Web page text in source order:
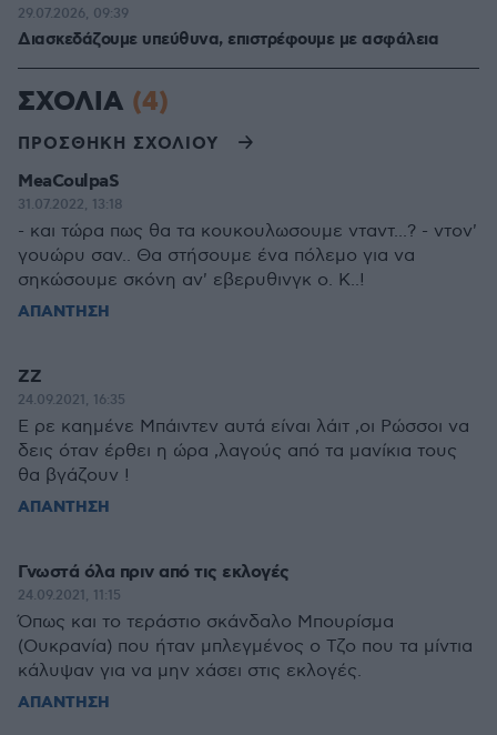
Διασκεδάζουμε υπεύθυνα, επιστρέφουμε με ασφάλεια
29.07.2026, 09:39
ΣΧΟΛΙΑ (4)
ΠΡΟΣΘΗΚΗ ΣΧΟΛΙΟΥ
MeaCoulpaS
31.07.2022, 13:18
- και τώρα πως θα τα κουκουλωσουμε νταντ...? - ντον'
γουώρυ σαν.. Θα στήσουμε ένα πόλεμο για να
σηκώσουμε σκόνη αν' εβερυθινγκ ο. Κ..!
ΑΠΑΝΤΗΣΗ
ZZ
24.09.2021, 16:35
Ε ρε καημένε Μπάιντεν αυτά είναι λάιτ ,οι Ρώσσοι να
δεις όταν έρθει η ώρα ,λαγούς από τα μανίκια τους
θα βγάζουν !
ΑΠΑΝΤΗΣΗ
Γνωστά όλα πριν από τις εκλογές
24.09.2021, 11:15
Όπως και το τεράστιο σκάνδαλο Μπουρίσμα
(Ουκρανία) που ήταν μπλεγμένος ο Τζο που τα μίντια
κάλυψαν για να μην χάσει στις εκλογές.
ΑΠΑΝΤΗΣΗ